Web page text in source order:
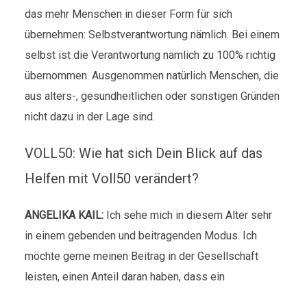
das mehr Menschen in dieser Form für sich
übernehmen: Selbstverantwortung nämlich. Bei einem
selbst ist die Verantwortung nämlich zu 100% richtig
übernommen. Ausgenommen natürlich Menschen, die
aus alters-, gesundheitlichen oder sonstigen Gründen
nicht dazu in der Lage sind.
VOLL50: Wie hat sich Dein Blick auf das
Helfen mit Voll50 verändert?
ANGELIKA KAIL: Ich sehe mich in diesem Alter sehr
in einem gebenden und beitragenden Modus. Ich
möchte gerne meinen Beitrag in der Gesellschaft
leisten, einen Anteil daran haben, dass ein